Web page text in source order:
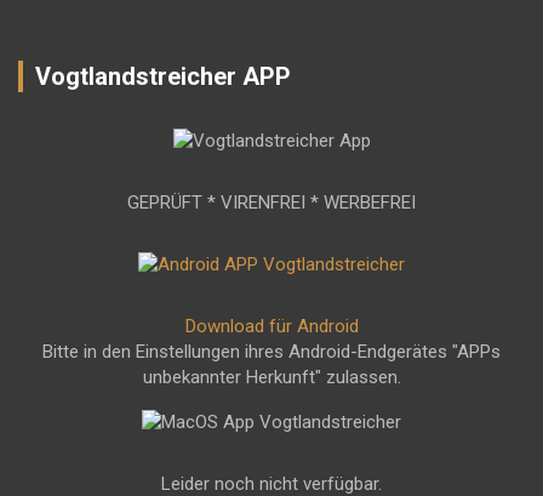
Vogtlandstreicher APP
GEPRÜFT * VIRENFREI * WERBEFREI
Download für Android
Bitte in den Einstellungen ihres Android-Endgerätes "APPs
unbekannter Herkunft" zulassen.
Leider noch nicht verfügbar.